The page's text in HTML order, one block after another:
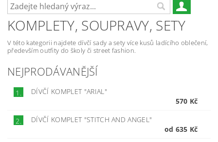
KOMPLETY, SOUPRAVY, SETY
V této kategorii najdete dívčí sady a sety více kusů ladícího oblečení,
především outfity do školy či street fashion.
NEJPRODÁVANĚJŠÍ
1.
DÍVČÍ KOMPLET "ARIAL"
570 Kč
2.
DÍVČÍ KOMPLET "STITCH AND ANGEL"
od 635 Kč